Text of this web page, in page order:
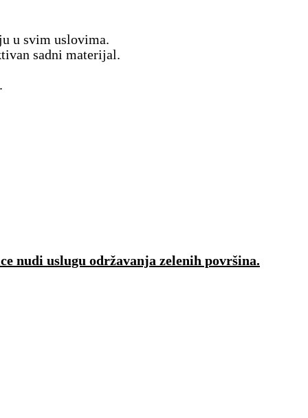
u svim uslovima.
sadni materijal.
nudi uslugu održavanja zelenih površina.